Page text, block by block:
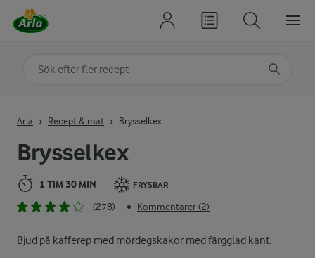
Brysselkex
1 TIM 30 MIN FRYSBAR
(278) • Kommentarer (2)
Bjud på kafferep med mördegskakor med färgglad kant.
Arla Recept & mat Brysselkex
Sök på kategori eller ingrediens